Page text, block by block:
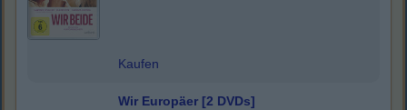
Kaufen
Wir Europäer [2 DVDs]